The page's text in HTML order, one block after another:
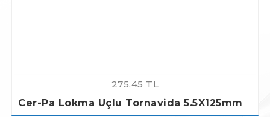
275.45 TL
Cer-Pa Lokma Uçlu Tornavida 5.5X125mm